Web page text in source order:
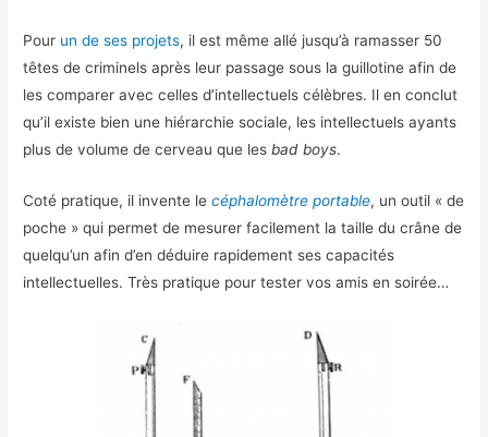
Pour un de ses projets, il est même allé jusqu’à ramasser 50
têtes de criminels après leur passage sous la guillotine afin de
les comparer avec celles d’intellectuels célèbres. Il en conclut
qu’il existe bien une hiérarchie sociale, les intellectuels ayants
plus de volume de cerveau que lesbad boys.
Coté pratique, il invente lecéphalomètre portable, un outil « de
poche » qui permet de mesurer facilement la taille du crâne de
quelqu’un afin d’en déduire rapidement ses capacités
intellectuelles. Très pratique pour tester vos amis en soirée…